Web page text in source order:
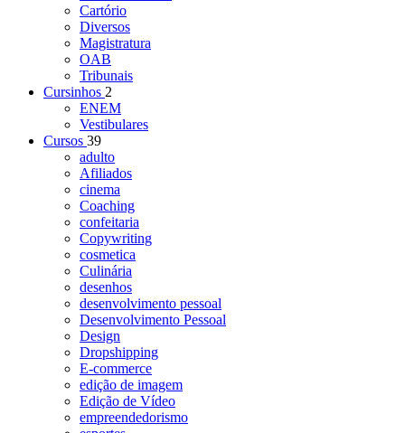
Cartório
Diversos
Magistratura
OAB
Tribunais
Cursinhos 2
ENEM
Vestibulares
Cursos 39
adulto
Afiliados
cinema
Coaching
confeitaria
Copywriting
cosmetica
Culinária
desenhos
desenvolvimento pessoal
Desenvolvimento Pessoal
Design
Dropshipping
E-commerce
edição de imagem
Edição de Vídeo
empreendedorismo